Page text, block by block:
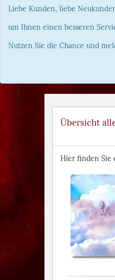
Liebe Kunden, liebe
um Ihnen einen besseren
Nutzen Sie die Chance und
Übersicht
Hier finden Sie